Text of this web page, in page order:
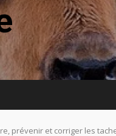
prévenir et corriger les